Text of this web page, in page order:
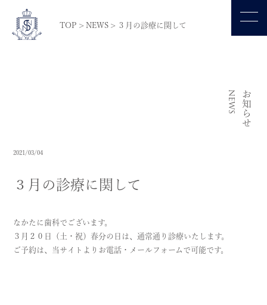
TOP > NEWS > ３月の診療に関して
お知らせ
NEWS
2021/03/04
３月の診療に関して
なかたに歯科でございます。
３月２０日（土・祝）春分の日は、通常通り診療いたします。
ご予約は、当サイトよりお電話・メールフォームで可能です。